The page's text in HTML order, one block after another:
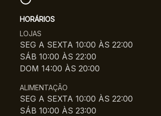
HORÁRIOS
LOJAS
SEG A SEXTA 10:00 ÀS 22:00
SÁB 10:00 ÀS 22:00
DOM 14:00 ÀS 20:00
ALIMENTAÇÃO
SEG A SEXTA 10:00 ÀS 22:00
SÁB 10:00 ÀS 23:00